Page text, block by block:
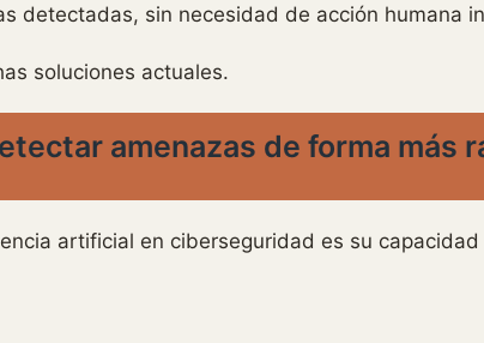
detectadas, sin necesidad de acción humana
soluciones actuales.
amenazas de forma más
artificial en ciberseguridad es su